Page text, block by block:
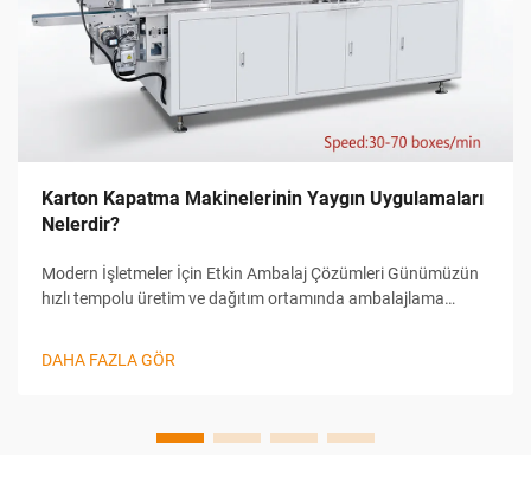
Karton Kapatma Makinelerinin Yaygın Uygulamaları
Nelerdir?
Modern İşletmeler İçin Etkin Ambalaj Çözümleri Günümüzün
hızlı tempolu üretim ve dağıtım ortamında ambalajlama
hayati öneme sahiptir. Karton Kapatma Makinesi, ... için artık
DAHA FAZLA GÖR